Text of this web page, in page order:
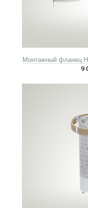
Монтажный фланец
9